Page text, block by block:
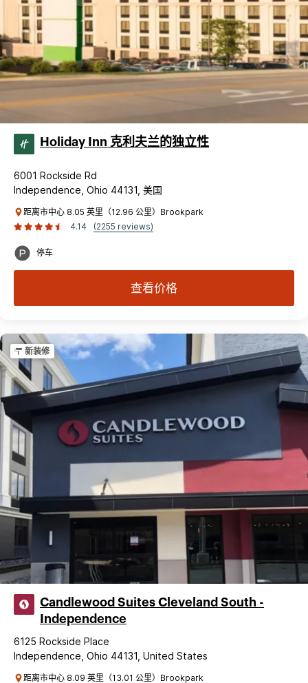
Holiday Inn 克利夫兰的独立性
6001 Rockside Rd
Independence, Ohio 44131, 美国
距离市中心 8.05 英里（12.96 公里）Brookpark
4.14
(2255 reviews)
停车
查看价格
新装修
Candlewood Suites Cleveland South -
Independence
6125 Rockside Place
Independence, Ohio 44131, United States
距离市中心 8.09 英里（13.01 公里）Brookpark